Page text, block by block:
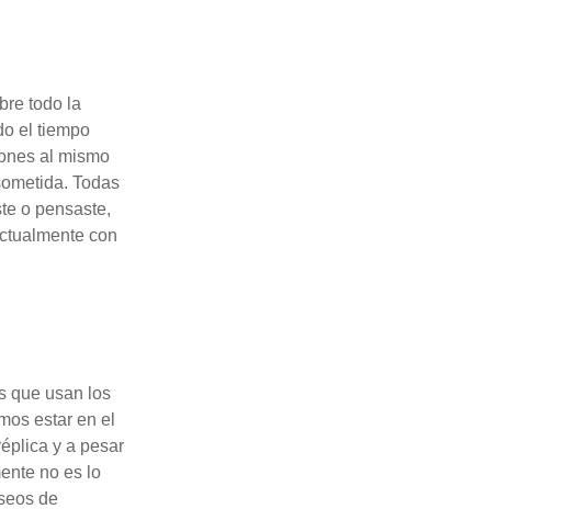
todo la
el tiempo
al mismo
Todas
o pensaste,
con
que usan los
estar en el
y a pesar
no es lo
de